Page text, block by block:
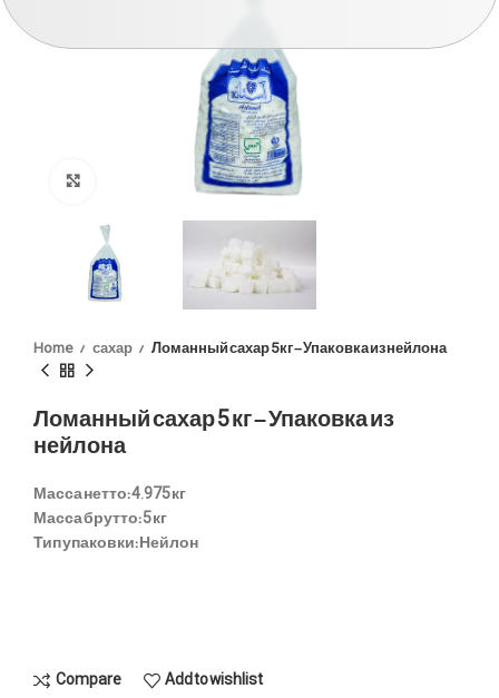
Home сахар Ломанный сахар 5 кг – Упаковка из нейлона
Ломанный сахар 5 кг – Упаковка из
нейлона
Масса нетто:4,975 кг
Масса брутто:5 кг
Тип упаковки:Нейлон
Compare Add to wishlist